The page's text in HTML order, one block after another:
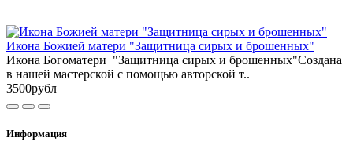
Икона Божией матери "Защитница сирых и брошенных"
Икона Богоматери "Защитница сирых и брошенных"Создана
в нашей мастерской с помощью авторской т..
3500рубл
Информация